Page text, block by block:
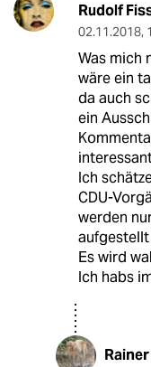
Rudolf
02.11.2018,
Was mich
wäre ein
da auch
ein
Ich
CDU-
werden
Es wird
Ich habs